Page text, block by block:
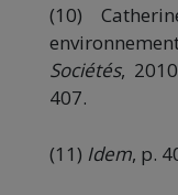
(10)
Sociétés,
407.
(11) Idem, p.